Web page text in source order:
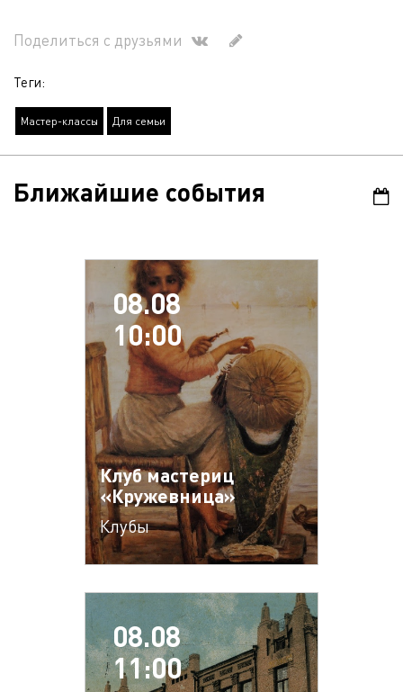
Поделиться с друзьями
Теги:
Мастер-классы Для семьи
Ближайшие события
08.08
10:00
Клуб мастериц
«Кружевница»
Клубы
08.08
11:00